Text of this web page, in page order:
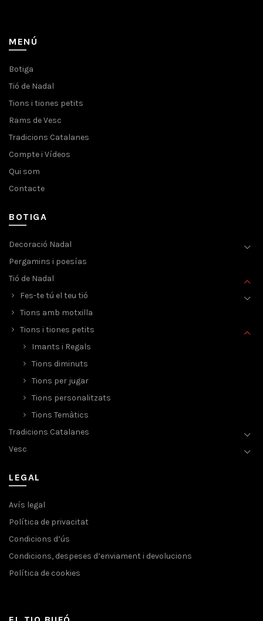
MENÚ
Botiga
Tió de Nadal
Tions i tiones petits
Rams de Vesc
Tradicions Catalanes
Compte i Vídeos
Qui som
Contacte
BOTIGA
Decoració Nadal
Pergamins i poesías
Tió de Nadal
Fes-te tú el teu tió
Tions amb motxilla
Tions i tiones petits
Imants i Regals
Tions diminuts
Tions per jugar
Tions personalitzats
Tions Temàtics
Tradicions Catalanes
Vesc
LEGAL
Avís legal
Política de privacitat
Condicions d’ús
Condicions, despeses d’enviament i devolucions
Política de cookies